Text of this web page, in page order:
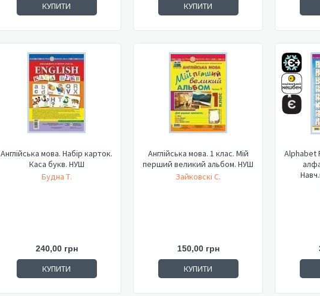
КУПИТИ КУПИТИ
Англійська мова. Набір карток.
Каса букв. НУШ
Будна Т.
240,00 грн
КУПИТИ
Англійська мова. 1 клас. Мій
перший великий альбом. НУШ
Зайковскі С.
150,00 грн
КУПИТИ
Alphabet